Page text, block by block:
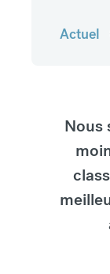
Actuel
Nous